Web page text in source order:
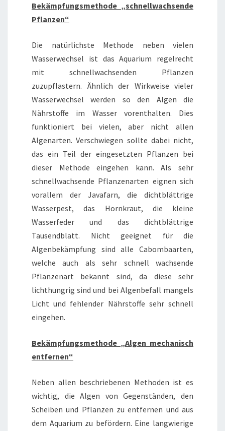
Bekämpfungsmethode „schnellwachsende
Pflanzen“
Die natürlichste Methode neben vielen
Wasserwechsel ist das Aquarium regelrecht
mit schnellwachsenden Pflanzen
zuzupflastern. Ähnlich der Wirkweise vieler
Wasserwechsel werden so den Algen die
Nährstoffe im Wasser vorenthalten. Dies
funktioniert bei vielen, aber nicht allen
Algenarten. Verschwiegen sollte dabei nicht,
das ein Teil der eingesetzten Pflanzen bei
dieser Methode eingehen kann. Als sehr
schnellwachsende Pflanzenarten eignen sich
vorallem der Javafarn, die dichtblättrige
Wasserpest, das Hornkraut, die kleine
Wasserfeder und das dichtblättrige
Tausendblatt. Nicht geeignet für die
Algenbekämpfung sind alle Cabombaarten,
welche auch als sehr schnell wachsende
Pflanzenart bekannt sind, da diese sehr
lichthungrig sind und bei Algenbefall mangels
Licht und fehlender Nährstoffe sehr schnell
eingehen.
Bekämpfungsmethode „Algen mechanisch
entfernen“
Neben allen beschriebenen Methoden ist es
wichtig, die Algen von Gegenständen, den
Scheiben und Pflanzen zu entfernen und aus
dem Aquarium zu befördern. Eine langwierige